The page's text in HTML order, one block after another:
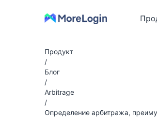
Продукт
/
Блог
/
Arbitrage
/
Определение арбитража,